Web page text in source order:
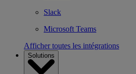
Slack
Microsoft Teams
Afficher toutes les intégrations
Solutions